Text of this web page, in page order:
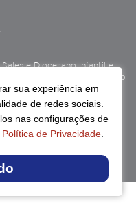
e Diocesano Infantil é
(ASAV), instituição de direito
de natureza educativa,
como Entidade
nas áreas de educação e
sua experiência em
de redes sociais.
nas configurações de
Política de Privacidade.